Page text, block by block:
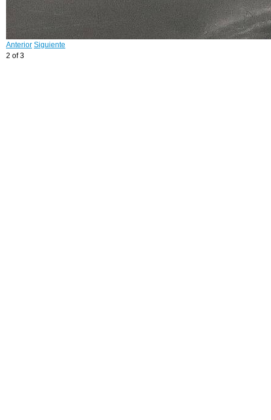
Anterior Siguiente
2 of 3